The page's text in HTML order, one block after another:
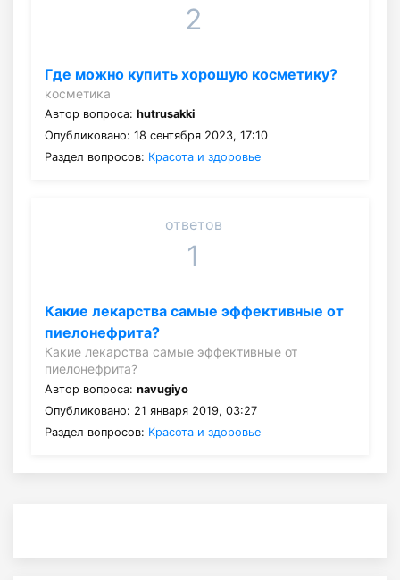
2
Где можно купить хорошую косметику?
косметика
Автор вопроса: hutrusakki
Опубликовано: 18 сентября 2023, 17:10
Раздел вопросов: Красота и здоровье
ответов
1
Какие лекарства самые эффективные от
пиелонефрита?
Какие лекарства самые эффективные от
пиелонефрита?
Автор вопроса: navugiyo
Опубликовано: 21 января 2019, 03:27
Раздел вопросов: Красота и здоровье